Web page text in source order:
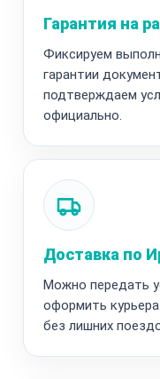
Гарантия на
Фиксируем
гарантии
подтверждаем
официально.
Доставка по
Можно передать
оформить
без лишних